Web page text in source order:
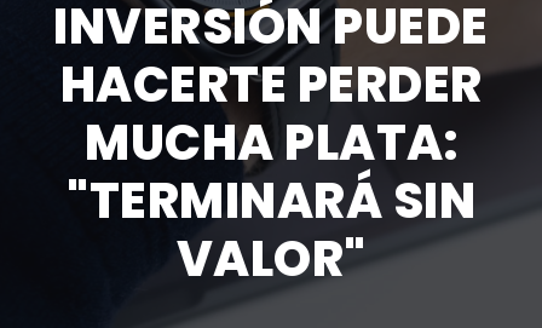
INVERSIÓN PUEDE
HACERTE PERDER
MUCHA PLATA:
"TERMINARÁ SIN
VALOR"